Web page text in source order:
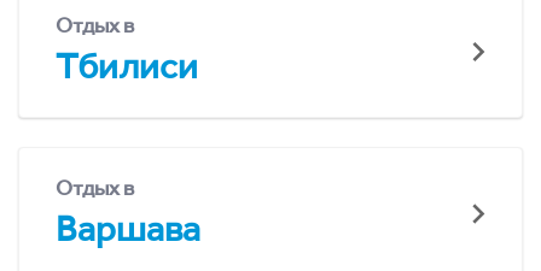
Отдых в
Тбилиси
Отдых в
Варшава